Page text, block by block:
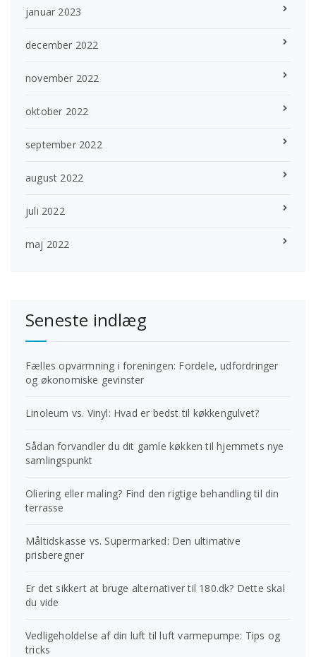
januar 2023
december 2022
november 2022
oktober 2022
september 2022
august 2022
juli 2022
maj 2022
Seneste indlæg
Fælles opvarmning i foreningen: Fordele, udfordringer
og økonomiske gevinster
Linoleum vs. Vinyl: Hvad er bedst til køkkengulvet?
Sådan forvandler du dit gamle køkken til hjemmets nye
samlingspunkt
Oliering eller maling? Find den rigtige behandling til din
terrasse
Måltidskasse vs. Supermarked: Den ultimative
prisberegner
Er det sikkert at bruge alternativer til 180.dk? Dette skal
du vide
Vedligeholdelse af din luft til luft varmepumpe: Tips og
tricks